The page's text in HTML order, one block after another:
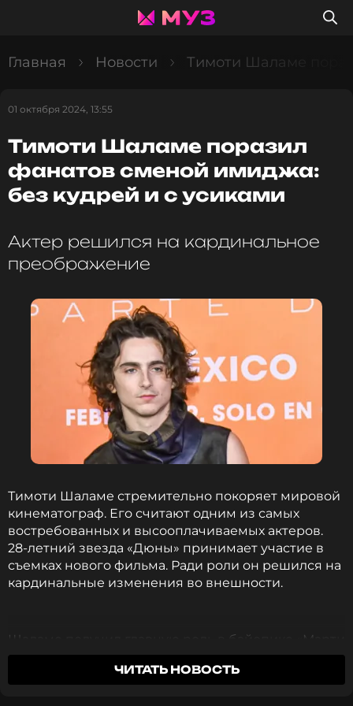
Главная Новости Тимоти Шаламе
01 октября 2024, 13:55
Тимоти Шаламе поразил
фанатов сменой имиджа:
без кудрей и с усиками
Актер решился на кардинальное
преображение
Тимоти Шаламе стремительно покоряет мировой
кинематограф. Его считают одним из самых
востребованных и высооплачиваемых актеров.
28-летний звезда «Дюны» принимает участие в
съемках нового фильма. Ради роли он решился на
кардинальные изменения во внешности.
Шаламе получил главную роль в байопике «Марти
Суприм», рассказывающем о звезде пинг-понга
Марти Райзмане. Накануне его засняли на
ЧИТАТЬ НОВОСТЬ